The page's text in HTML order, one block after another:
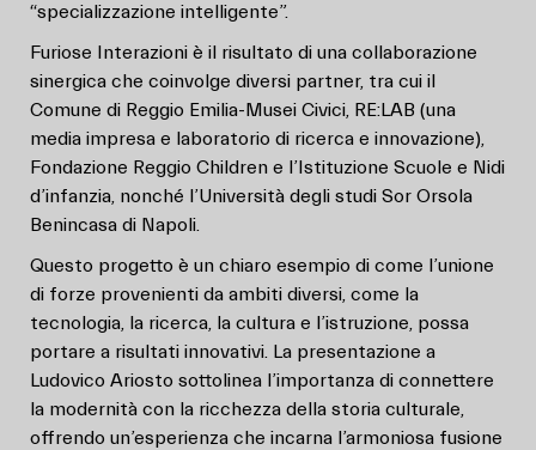
“specializzazione intelligente”.
Furiose Interazioni è il risultato di una collaborazione
sinergica che coinvolge diversi partner, tra cui il
Comune di Reggio Emilia-Musei Civici, RE:LAB (una
media impresa e laboratorio di ricerca e innovazione),
Fondazione Reggio Children e l’Istituzione Scuole e Nidi
d’infanzia, nonché l’Università degli studi Sor Orsola
Benincasa di Napoli.
Questo progetto è un chiaro esempio di come l’unione
di forze provenienti da ambiti diversi, come la
tecnologia, la ricerca, la cultura e l’istruzione, possa
portare a risultati innovativi. La presentazione a
Ludovico Ariosto sottolinea l’importanza di connettere
la modernità con la ricchezza della storia culturale,
offrendo un’esperienza che incarna l’armoniosa fusione